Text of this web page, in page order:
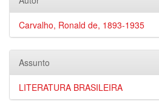
Carvalho, Ronald de, 1893-1935
Assunto
LITERATURA BRASILEIRA